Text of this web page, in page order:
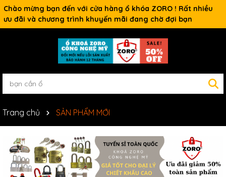
Chào mừng bạn đến với cửa hàng ổ khóa ZORO ! Rất nhiều
ưu đãi và chương trình khuyến mãi đang chờ đợi bạn
Trang chủ SẢN PHẨM MỚI